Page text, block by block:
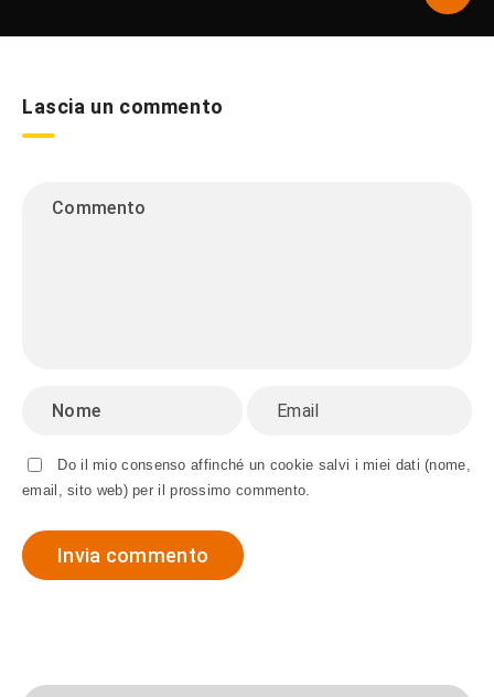
Lascia un commento
Do il mio consenso affinché un cookie salvi i miei dati (nome,
email, sito web) per il prossimo commento.